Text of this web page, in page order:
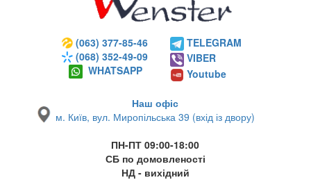
(063) 377-85-46
(068) 352-49-09
WHATSAPP
TELEGRAM
VIBER
Youtube
Наш офіс
м. Київ, вул. Миропільська 39 (вхід із двору)
ПН-ПТ 09:00-18:00
СБ по домовленості
НД - вихідний